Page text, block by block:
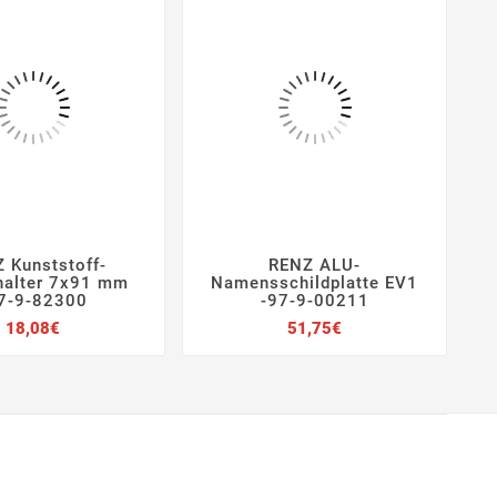
  
Kunststoff-
7x91 mm
9-82300
18,08€
   
RENZ ALU-
Namensschildplatte EV1
-97-9-00211
51,75€